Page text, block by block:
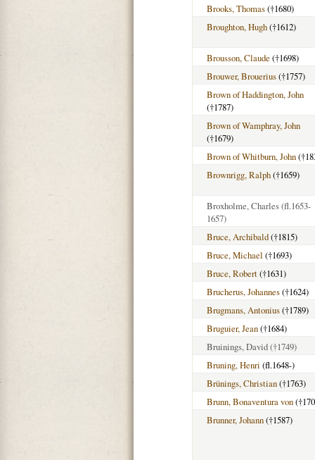
Brooks, Thomas(†1680)
Broughton, Hugh(†1612)
Brousson, Claude (†1698)
Brouwer, Brouerius(†1757)
Brown of Haddington, John
(†1787)
Brown of Wamphray, John
(†1679)
Brown of Whitburn, John
Brownrigg, Ralph(†1659)
Broxholme, Charles(fl.1653-
1657)
Bruce, Archibald(†1815)
Bruce, Michael (†1693)
Bruce, Robert(†1631)
Brucherus, Johannes(†1624)
Brugmans, Antonius(†1789)
Bruguier, Jean(†1684)
Bruinings, David(†1749)
Bruning, Henri (fl.1648-)
Brünings, Christian(†1763)
Brunn, Bonaventura von
Brunner, Johann(†1587)